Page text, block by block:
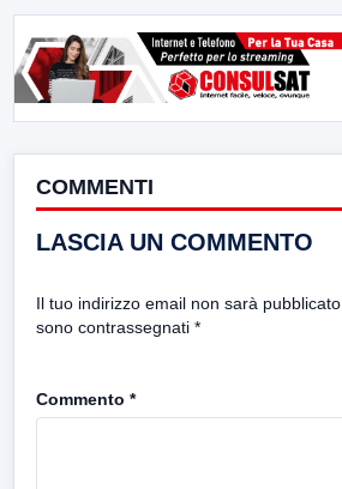
COMMENTI
LASCIA UN COMMENTO
Il tuo indirizzo email non sarà pubblicato.
sono contrassegnati *
Commento *